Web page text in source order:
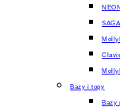
Bazy i topy
Bazy